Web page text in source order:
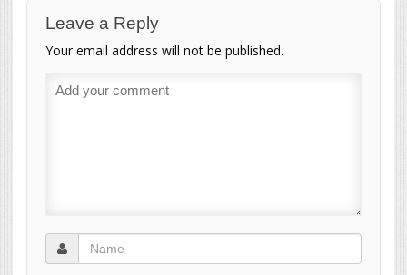
Leave a Reply
Your email address will not be published.